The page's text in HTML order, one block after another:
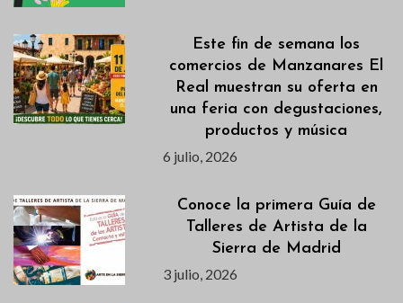
Este fin de semana los
comercios de Manzanares El
Real muestran su oferta en
una feria con degustaciones,
productos y música
6 julio, 2026
Conoce la primera Guía de
Talleres de Artista de la
Sierra de Madrid
3 julio, 2026